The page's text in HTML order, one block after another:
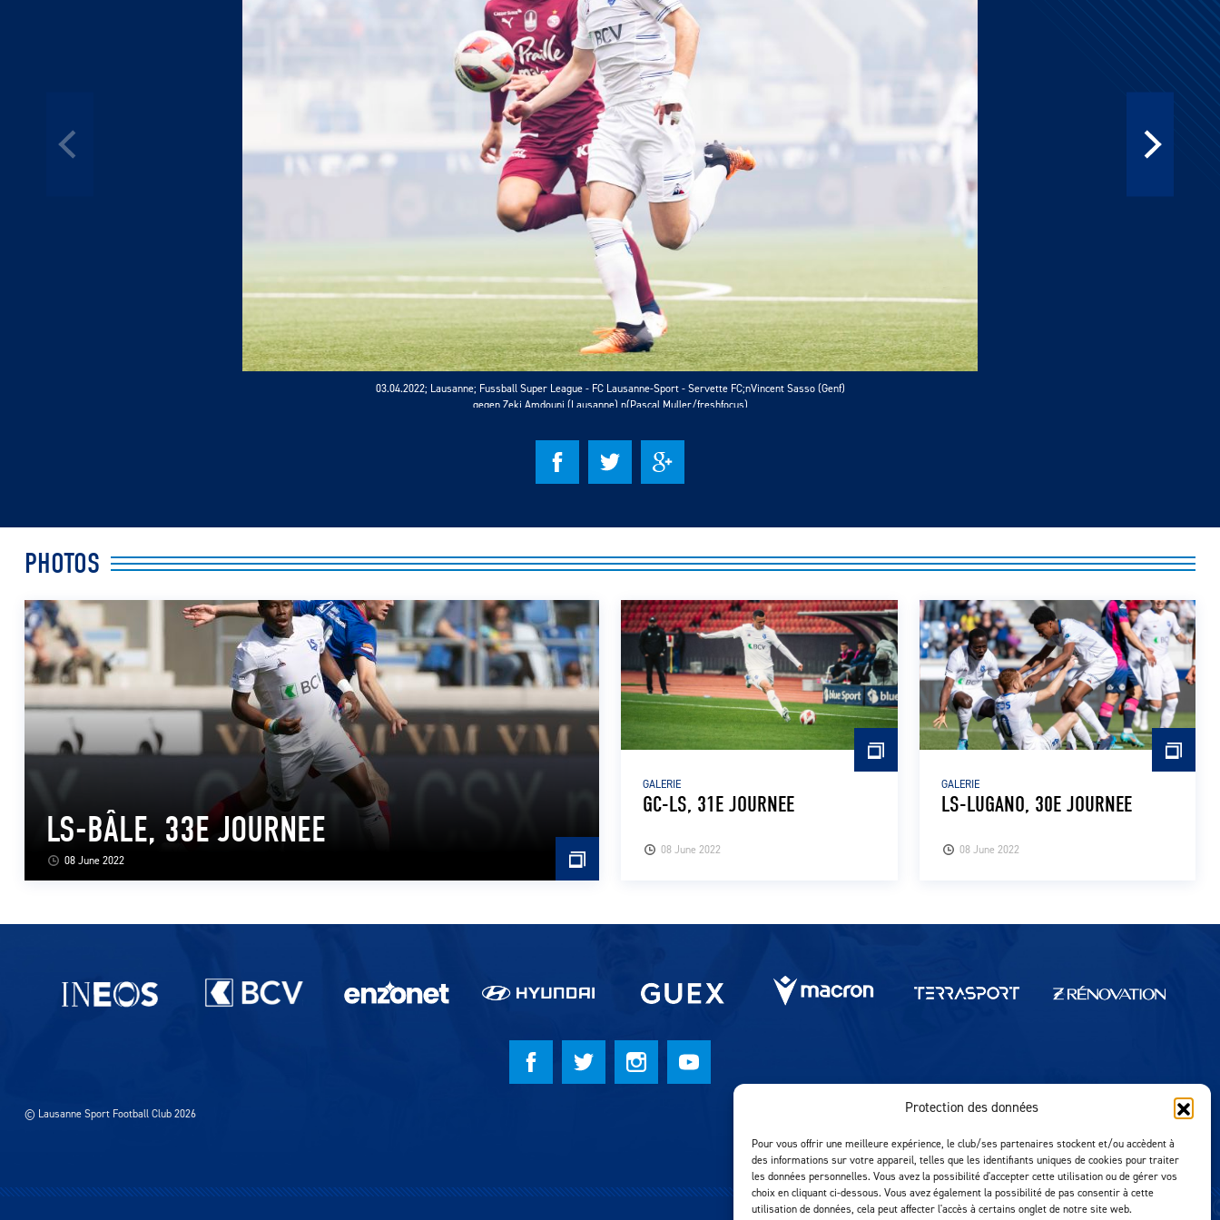
Protection des données
Pour vous offrir une meilleure expérience, le club/ses partenaires stockent et/ou accèdent à
des informations sur votre appareil, telles que les identifiants uniques de cookies pour traiter
les données personnelles. Vous avez la possibilité d'accepter cette utilisation ou de gérer vos
choix en cliquant ci-dessous. Vous avez également la possibilité de pas consentir à cette
utilisation de données, cela peut affecter l'accès à certains onglet de notre site web.
03.04.2022; Lausanne; Fussball Super League - FC Lausanne-Sport - Servette FC;nVincent Sasso (Genf)
gegen Zeki Amdouni (Lausanne) n(Pascal Muller/freshfocus)
PHOTOS
08 June 2022
LS-BÂLE, 33E JOURNEE 08 June 2022
GALERIE
GC-LS, 31E JOURNEE
08 June 2022
GALERIE
LS-LUGANO, 30E JOURNEE
Partenaires du lausanne-Sport
© Lausanne Sport Football Club 2026